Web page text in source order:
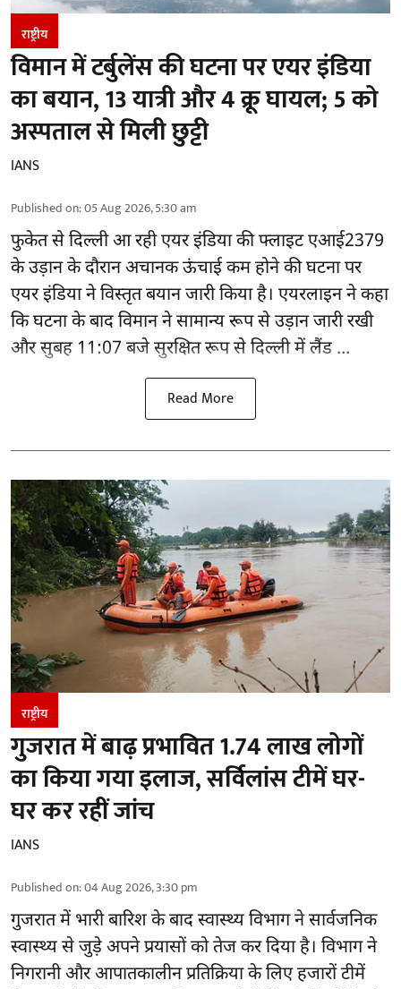
राष्ट्रीय
विमान में टर्बुलेंस की घटना पर एयर इंडिया
का बयान, 13 यात्री और 4 क्रू घायल; 5 को
अस्पताल से मिली छुट्टी
IANS
Published on:05 Aug 2026, 5:30 am
फुकेत सेदिल्लीआ रही एयर इंडिया की फ्लाइट एआई2379
के उड़ान के दौरान अचानक ऊंचाई कम होने की घटना पर
एयर इंडिया ने विस्तृत बयान जारी किया है। एयरलाइन ने कहा
कि घटना के बाद विमान ने सामान्य रूप से उड़ान जारी रखी
और सुबह 11:07 बजे सुरक्षित रूप से दिल्ली में लैंड ...
Read More
राष्ट्रीय
गुजरात में बाढ़ प्रभावित 1.74 लाख लोगों
का किया गया इलाज, सर्विलांस टीमें घर-
घर कर रहीं जांच
IANS
Published on:04 Aug 2026, 3:30 pm
गुजरातमें भारी बारिश के बाद स्वास्थ्य विभाग ने सार्वजनिक
स्वास्थ्य से जुड़े अपने प्रयासों को तेज कर दिया है। विभाग ने
निगरानी और आपातकालीन प्रतिक्रिया के लिए हजारों टीमें